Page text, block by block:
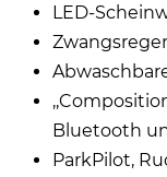
LED-
Bluetooth
ParkPilot,